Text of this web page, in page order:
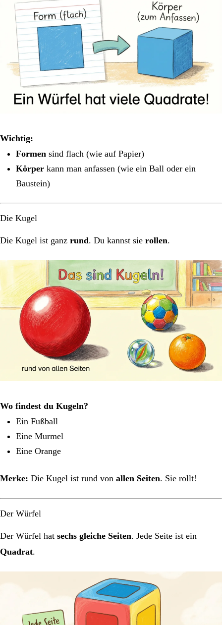
Wichtig:
Formen sind flach (wie auf Papier)
Körper kann man anfassen (wie ein Ball oder ein
Baustein)
Die Kugel
Die Kugel ist ganz rund. Du kannst sie rollen.
Wo findest du Kugeln?
Ein Fußball
Eine Murmel
Eine Orange
Merke: Die Kugel ist rund von allen Seiten. Sie rollt!
Der Würfel
Der Würfel hat sechs gleiche Seiten. Jede Seite ist ein
Quadrat.